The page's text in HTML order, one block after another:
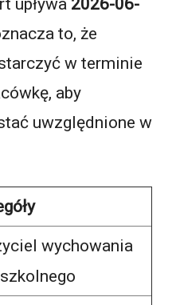
upływa 2026-06-
to, że
w terminie
aby
uwzględnione w
wychowania